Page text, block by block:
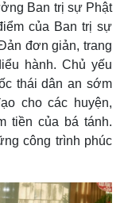
Ban trị sự Phật
của Ban trị sự
đơn giản, trang
hành. Chủ yếu
thái dân an sớm
cho các huyện,
tiền của bá tánh.
công trình phúc